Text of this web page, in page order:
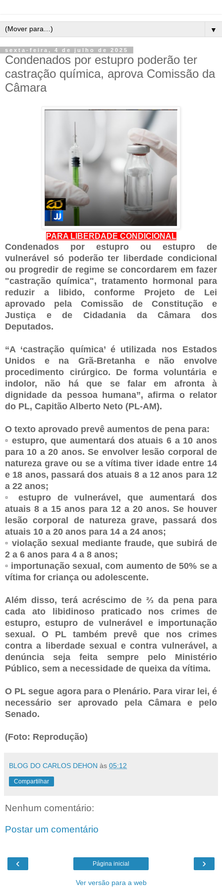
▼
sexta-feira, 4 de julho de 2025
Condenados por estupro poderão ter
castração química, aprova Comissão da
Câmara
PARA LIBERDADE CONDICIONAL
Condenados por estupro ou estupro de
vulnerável só poderão ter liberdade condicional
ou progredir de regime se concordarem em fazer
"castração química", tratamento hormonal para
reduzir a libido, conforme Projeto de Lei
aprovado pela Comissão de Constitução e
Justiça e de Cidadania da Câmara dos
Deputados.
“A ‘castração química’ é utilizada nos Estados
Unidos e na Grã-Bretanha e não envolve
procedimento cirúrgico. De forma voluntária e
indolor, não há que se falar em afronta à
dignidade da pessoa humana”, afirma o relator
do PL, Capitão Alberto Neto (PL-AM).
O texto aprovado prevê aumentos de pena para:
▫️ estupro, que aumentará dos atuais 6 a 10 anos
para 10 a 20 anos. Se envolver lesão corporal de
natureza grave ou se a vítima tiver idade entre 14
e 18 anos, passará dos atuais 8 a 12 anos para 12
a 22 anos;
▫️ estupro de vulnerável, que aumentará dos
atuais 8 a 15 anos para 12 a 20 anos. Se houver
lesão corporal de natureza grave, passará dos
atuais 10 a 20 anos para 14 a 24 anos;
▫️ violação sexual mediante fraude, que subirá de
2 a 6 anos para 4 a 8 anos;
▫️ importunação sexual, com aumento de 50% se a
vítima for criança ou adolescente.
Além disso, terá acréscimo de ⅔ da pena para
cada ato libidinoso praticado nos crimes de
estupro, estupro de vulnerável e importunação
sexual. O PL também prevê que nos crimes
contra a liberdade sexual e contra vulnerável, a
denúncia seja feita sempre pelo Ministério
Público, sem a necessidade de queixa da vítima.
O PL segue agora para o Plenário. Para virar lei, é
necessário ser aprovado pela Câmara e pelo
Senado.
(Foto: Reprodução)
BLOG DO CARLOS DEHON às 05:12
Compartilhar
Nenhum comentário:
Postar um comentário
‹ ›
Página inicial
Ver versão para a web